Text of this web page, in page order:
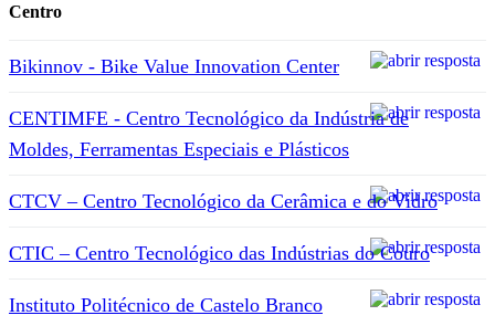
Centro
Bikinnov - Bike Value Innovation Center
CENTIMFE - Centro Tecnológico da Indústria de
Moldes, Ferramentas Especiais e Plásticos
CTCV – Centro Tecnológico da Cerâmica e do Vidro
CTIC – Centro Tecnológico das Indústrias do Couro
Instituto Politécnico de Castelo Branco